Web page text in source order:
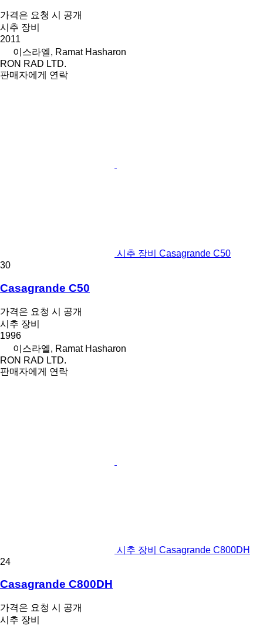
가격은 요청 시 공개
시추 장비
2011
이스라엘, Ramat Hasharon
RON RAD LTD.
판매자에게 연락
시추 장비 Casagrande C50
30
Casagrande C50
가격은 요청 시 공개
시추 장비
1996
이스라엘, Ramat Hasharon
RON RAD LTD.
판매자에게 연락
시추 장비 Casagrande C800DH
24
Casagrande C800DH
가격은 요청 시 공개
시추 장비